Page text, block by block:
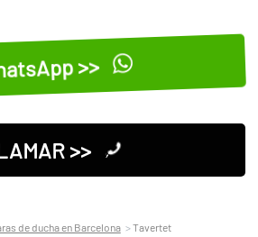
>>
>>
de ducha en Barcelona Tavertet